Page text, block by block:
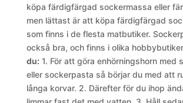
köpa färdigfärgad sockermassa eller
men lättast är att köpa färdigfärgad
som finns i de flesta matbutiker.
också bra, och finns i olika
du: 1. För att göra enhörningshorn med
eller sockerpasta så börjar du med att
långa korvar. 2. Därefter för du ihop